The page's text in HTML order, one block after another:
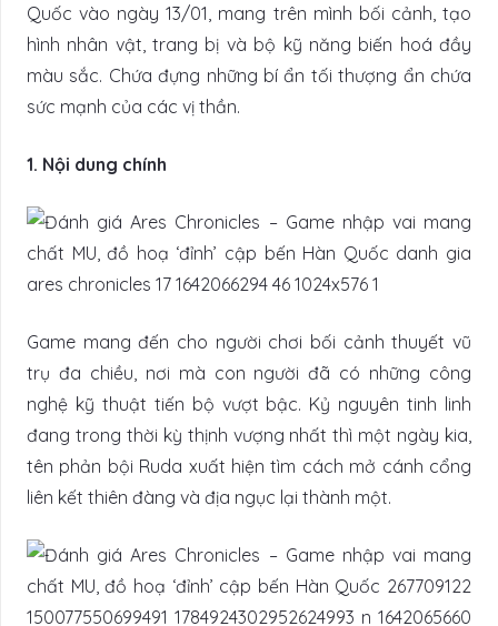
Quốc vào ngày 13/01, mang trên mình bối cảnh, tạo
hình nhân vật, trang bị và bộ kỹ năng biến hoá đầy
màu sắc. Chứa đựng những bí ẩn tối thượng ẩn chứa
sức mạnh của các vị thần.
1. Nội dung chính
Game mang đến cho người chơi bối cảnh thuyết vũ
trụ đa chiều, nơi mà con người đã có những công
nghệ kỹ thuật tiến bộ vượt bậc. Kỷ nguyên tinh linh
đang trong thời kỳ thịnh vượng nhất thì một ngày kia,
tên phản bội Ruda xuất hiện tìm cách mở cánh cổng
liên kết thiên đàng và địa ngục lại thành một.